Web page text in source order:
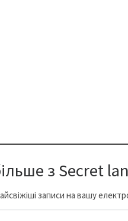
з Secret
записи на вашу